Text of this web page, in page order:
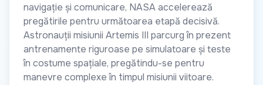
navigație și comunicare, NASA accelerează
pregătirile pentru următoarea etapă decisivă.
Astronauții misiunii Artemis III parcurg în prezent
antrenamente riguroase pe simulatoare și teste
în costume spațiale, pregătindu-se pentru
manevre complexe în timpul misiunii viitoare.